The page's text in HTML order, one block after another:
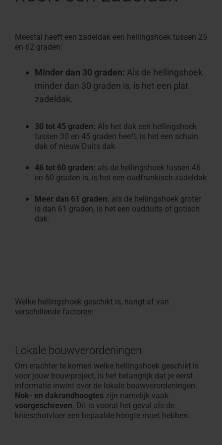
Meestal heeft een zadeldak een hellingshoek tussen 25
en 62 graden:
Minder dan 30 graden: Als de hellingshoek
minder dan 30 graden is, is het een plat
zadeldak.
30 tot 45 graden: Als het dak een hellingshoek
tussen 30 en 45 graden heeft, is het een schuin
dak of nieuw Duits dak.
46 tot 60 graden: als de hellingshoek tussen 46
en 60 graden is, is het een oudfrankisch zadeldak
Meer dan 61 graden: als de hellingshoek groter
is dan 61 graden, is het een oudduits of gotisch
dak.
Welke hellingshoek geschikt is, hangt af van
verschillende factoren:
Lokale bouwverordeningen
Om erachter te komen welke hellingshoek geschikt is
voor jouw bouwproject, is het belangrijk dat je eerst
informatie inwint over de lokale bouwverordeningen.
Nok- en dakrandhoogtes zijn namelijk vaak
voorgeschreven. Dit is vooral het geval als de
knieschotvloer een bepaalde hoogte moet hebben.